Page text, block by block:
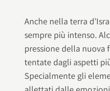
Anche nella terra
sempre più intenso.
pressione della nuova
tentate dagli aspetti
Specialmente gli